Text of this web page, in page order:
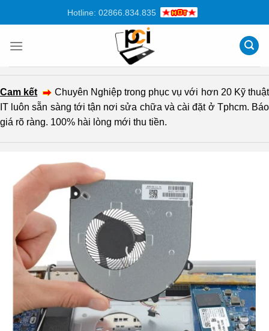
dung
Hotline: 02866.834.835
Cam kết
Chuyên Nghiệp trong phục vụ với hơn 20 Kỹ thuật
IT luôn sẵn sàng tới tận nơi sửa chữa và cài đặt ở Tphcm. Báo
giá rõ ràng. 100% hài lòng mới thu tiền.